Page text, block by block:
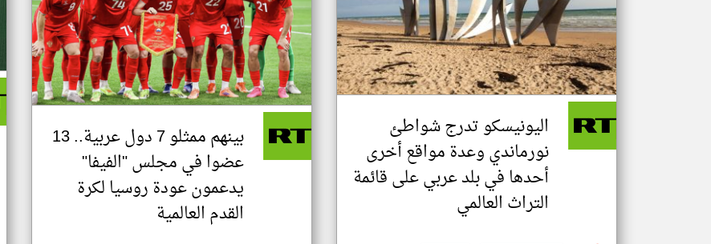
اليونيسكو تدرج شواطئ
نورماندي وعدة مواقع أخرى
أحدها في بلد عربي على قائمة
التراث العالمي
بينهم ممثلو 7 دول عربية.. 13
عضوا في مجلس "الفيفا"
يدعمون عودة روسيا لكرة
القدم العالمية